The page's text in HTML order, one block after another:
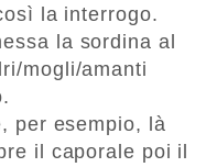
la interrogo.
la sordina al
mogli/amanti
per esempio, là
il caporale poi il